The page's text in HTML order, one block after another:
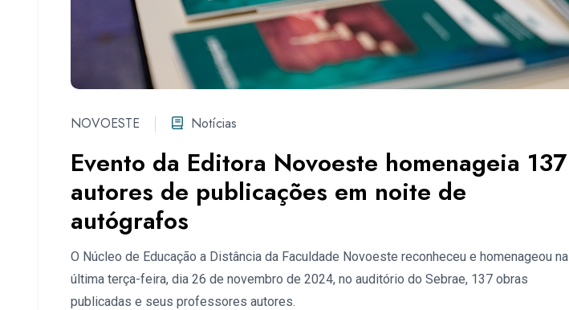
NOVOESTE Notícias
Evento da Editora Novoeste homenageia 137
autores de publicações em noite de
autógrafos
O Núcleo de Educação a Distância da Faculdade Novoeste reconheceu e homenageou na
última terça-feira, dia 26 de novembro de 2024, no auditório do Sebrae, 137 obras
publicadas e seus professores autores.